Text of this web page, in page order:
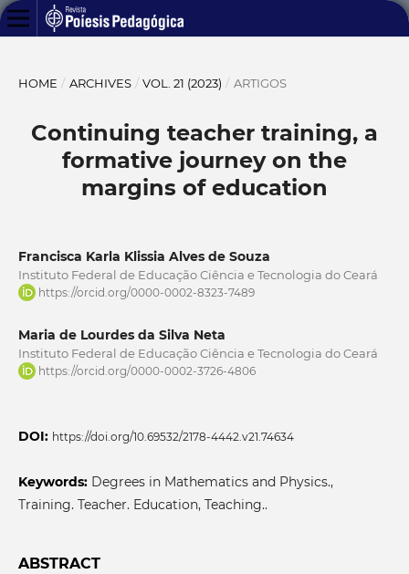
HOME / ARCHIVES / VOL. 21 (2023) / ARTIGOS
Continuing teacher training, a
formative journey on the
margins of education
Francisca Karla Klissia Alves de Souza
Instituto Federal de Educação Ciência e Tecnologia do Ceará
https://orcid.org/0000-0002-8323-7489
Maria de Lourdes da Silva Neta
Instituto Federal de Educação Ciência e Tecnologia do Ceará
https://orcid.org/0000-0002-3726-4806
DOI: https://doi.org/10.69532/2178-4442.v21.74634
Keywords: Degrees in Mathematics and Physics.,
Training. Teacher. Education, Teaching..
ABSTRACT